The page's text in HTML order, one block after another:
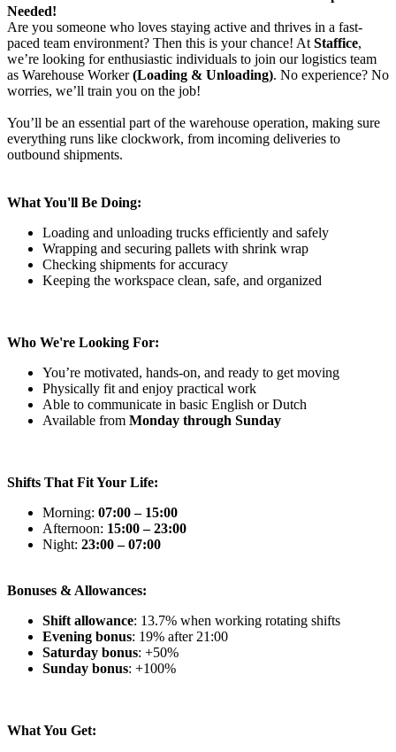
Needed!
Are you someone who loves staying active and thrives in a fast-
paced team environment? Then this is your chance! At Staffice,
we’re looking for enthusiastic individuals to join our logistics team
as Warehouse Worker(Loading & Unloading). No experience? No
worries, we’ll train you on the job!
You’ll be an essential part of the warehouse operation, making sure
everything runs like clockwork, from incoming deliveries to
outbound shipments.
What You'll Be Doing:
Loading and unloading trucks efficiently and safely
Wrapping and securing pallets with shrink wrap
Checking shipments for accuracy
Keeping the workspace clean, safe, and organized
Who We're Looking For:
You’re motivated, hands-on, and ready to get moving
Physically fit and enjoy practical work
Able to communicate in basic English or Dutch
Available from Monday through Sunday
Shifts That Fit Your Life:
Morning: 07:00 – 15:00
Afternoon: 15:00 – 23:00
Night: 23:00 – 07:00
Bonuses & Allowances:
Shift allowance: 13.7% when working rotating shifts
Evening bonus: 19% after 21:00
Saturday bonus: +50%
Sunday bonus: +100%
What You Get: